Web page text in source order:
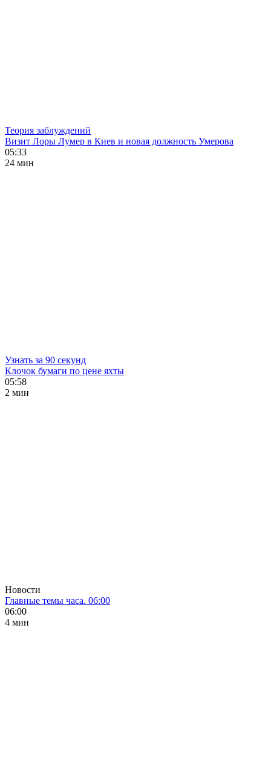
Теория заблуждений
Визит Лоры Лумер в Киев и новая должность Умерова
05:33
24 мин
Узнать за 90 секунд
Клочок бумаги по цене яхты
05:58
2 мин
Новости
Главные темы часа. 06:00
06:00
4 мин